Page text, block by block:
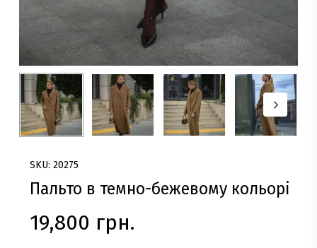
SKU: 20275
Пальто в темно-бежевому кольорі
19,800 грн.